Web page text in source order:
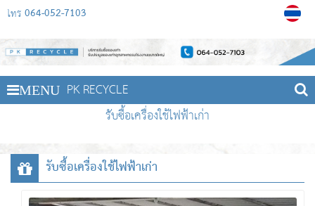
โทร 064-052-7103
MENU PK RECYCLE
รับซื้อเครื่องใช้ไฟฟ้าเก่า
รับซื้อเครื่องใช้ไฟฟ้าเก่า